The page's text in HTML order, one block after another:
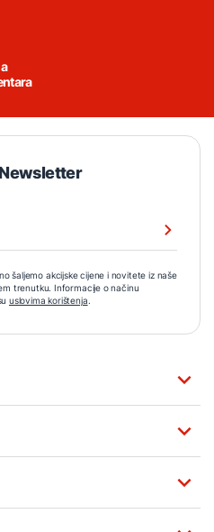
šaljemo akcijske cijene i novitete iz naše
trenutku. Informacije o načinu
uslovima korištenja.